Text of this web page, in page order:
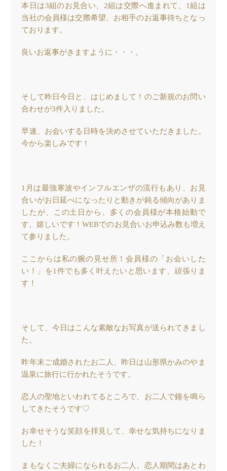
本日は3組のお見合い、2組は交際へ進まれて、1組は
当社の会員様は交際希望、お相手のお返事待ちとなっ
ております。
良いお返事がきますように・・・。
そして昨日今日と、はじめまして！のご新規のお問い
合わせが3件入りました。
早速、お会いする日時を決めさせていただきました。
今から楽しみです！
1月は最強寒波やインフルエンザの流行もあり、お見
合いがお日延べになったりと動きが鈍る傾向がありま
したが、この土日から、多くの会員様が本格始動で
す。嬉しいです！WEBでのお見合いお申込み数も増え
て参りました。
ここからは私の腕の見せ所！会員様の「お会いした
い！」を1件でも多く叶えたいと思います、頑張りま
す！
そして、今日はこんな素敵なお写真が送られてきまし
た。
昨年末ご成婚されたお二人、昨日は山形県かみのやま
温泉に旅行に行かれたそうです。
恋人の聖地といわれてるところで、お二人で鐘を鳴ら
してきたそうです♡
お幸せそうな笑顔を拝見して、幸せな気持ちになりま
した！
まもなくご夫婦になられるお二人、恋人期間はあとわ